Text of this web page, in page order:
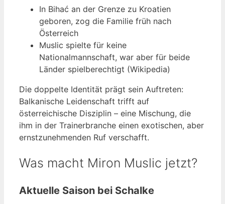
In Bihać an der Grenze zu Kroatien
geboren, zog die Familie früh nach
Österreich
Muslic spielte für keine
Nationalmannschaft, war aber für beide
Länder spielberechtigt (Wikipedia)
Die doppelte Identität prägt sein Auftreten:
Balkanische Leidenschaft trifft auf
österreichische Disziplin – eine Mischung, die
ihm in der Trainerbranche einen exotischen, aber
ernstzunehmenden Ruf verschafft.
Was macht Miron Muslic jetzt?
Aktuelle Saison bei Schalke